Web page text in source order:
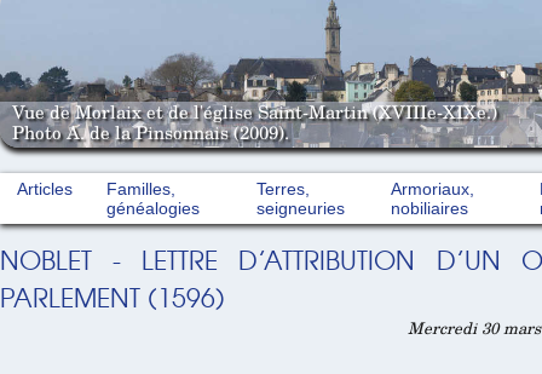
Vue de Morlaix et de l'église Saint-Martin (XVIIIe-XIXe.)
Photo A. de la Pinsonnais (2009).
Articles
Familles,
généalogies
Terres,
seigneuries
Armoriaux,
nobiliaires
NOBLET - LETTRE D’ATTRIBUTION D’UN
PARLEMENT (1596)
Mercredi 30